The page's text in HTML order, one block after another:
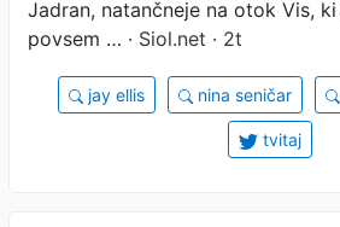
Jadran, natančneje na otok Vis,
povsem … · Siol.net · 2t
jay ellis nina seničar
tvitaj